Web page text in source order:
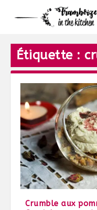
Étiquette :
Crumble aux